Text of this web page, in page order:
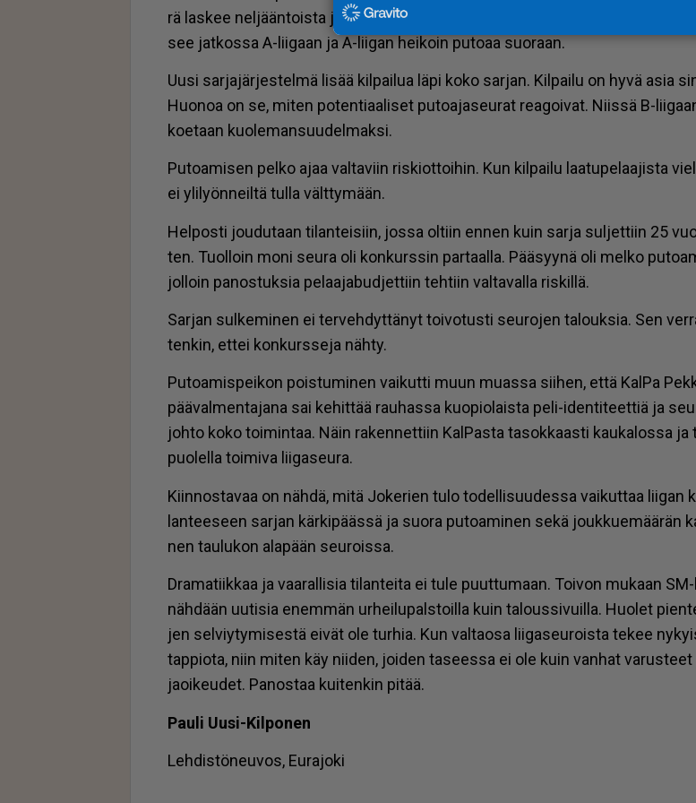
rä las­kee nel­jään­tois­ta ja käy­tän­nös­sä Mes­tik­ses­tä tu­lee B-lii­ga, jon­ka
see jat­kos­sa A-lii­gaan ja A-lii­gan hei­koin pu­to­aa suo­raan.
Uu­si sar­ja­jär­jes­tel­mä li­sää kil­pai­lua läpi koko sar­jan. Kil­pai­lu on hyvä asia
Huo­noa on se, mi­ten po­ten­ti­aa­li­set pu­to­a­ja­seu­rat re­a­goi­vat. Niis­sä B-
ko­e­taan kuo­le­man­suu­del­mak­si.
Pu­to­a­mi­sen pel­ko ajaa val­ta­viin ris­ki­ot­toi­hin. Kun kil­pai­lu laa­tu­pe­laa­jis­ta
ei yli­lyön­neil­tä tul­la vält­ty­mään.
Hel­pos­ti jou­du­taan ti­lan­tei­siin, jos­sa ol­tiin en­nen kuin sar­ja sul­jet­tiin 25
ten. Tuol­loin moni seu­ra oli kon­kurs­sin par­taal­la. Pää­syy­nä oli mel­ko
jol­loin pa­nos­tuk­sia pe­laa­ja­bud­jet­tiin teh­tiin val­ta­val­la ris­kil­lä.
Sar­jan sul­ke­mi­nen ei ter­veh­dyt­tä­nyt toi­vo­tus­ti seu­ro­jen ta­louk­sia. Sen
ten­kin, et­tei kon­kurs­se­ja näh­ty.
Pu­to­a­mis­pei­kon pois­tu­mi­nen vai­kut­ti muun mu­as­sa sii­hen, et­tä Kal­Pa
pää­val­men­ta­ja­na sai ke­hit­tää rau­has­sa kuo­pi­o­lais­ta peli-iden­ti­teet­tiä ja
joh­to koko toi­min­taa. Näin ra­ken­net­tiin Kal­Pas­ta ta­sok­kaas­ti kau­ka­los­sa
puo­lel­la toi­mi­va lii­ga­seu­ra.
Kiin­nos­ta­vaa on näh­dä, mitä Jo­ke­rien tulo to­del­li­suu­des­sa vai­kut­taa lii­gan
lan­tee­seen sar­jan kär­ki­pääs­sä ja suo­ra pu­to­a­mi­nen sekä jouk­ku­e­mää­rän
nen tau­lu­kon ala­pään seu­rois­sa.
Dra­ma­tiik­kaa ja vaa­ral­li­sia ti­lan­tei­ta ei tule puut­tu­maan. Toi­von mu­kaan
näh­dään uu­ti­sia enem­män ur­hei­lu­pals­toil­la kuin ta­lous­si­vuil­la. Huo­let
jen sel­viy­ty­mi­ses­tä ei­vät ole tur­hia. Kun val­ta­o­sa lii­ga­seu­rois­ta te­kee
tap­pi­o­ta, niin mi­ten käy nii­den, joi­den ta­sees­sa ei ole kuin van­hat
ja­oi­keu­det. Pa­nos­taa kui­ten­kin pi­tää.
Pau­li Uu­si-Kil­po­nen
Leh­dis­tö­neu­vos, Eu­ra­jo­ki